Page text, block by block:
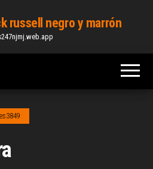
russell negro y marrón